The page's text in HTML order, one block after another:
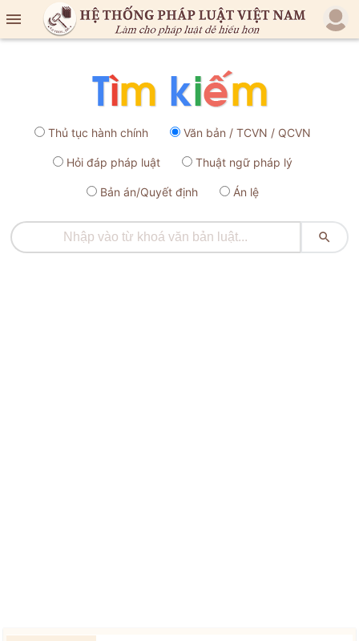

Thủ tục hành chính Văn bản / TCVN / QCVN
Hỏi đáp pháp luật Thuật ngữ pháp lý
Bản án/Quyết định Án lệ
